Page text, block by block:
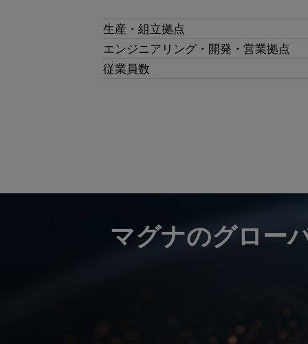
生産・組立拠点
エンジニアリング・開発・営業拠点
従業員数
マグナのグロー